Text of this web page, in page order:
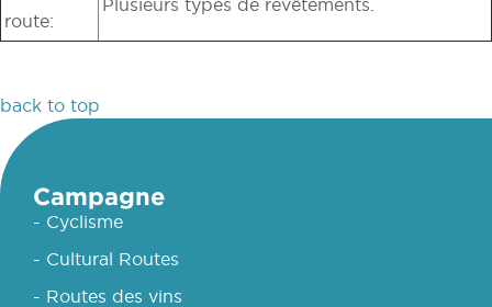
route:
Plusieurs types de revêtements.
back to top
Campagne
- Cyclisme
- Cultural Routes
- Routes des vins